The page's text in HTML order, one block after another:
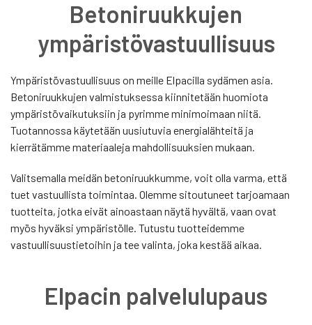
Betoniruukkujen
ympäristövastuullisuus
Ympäristövastuullisuus on meille Elpacilla sydämen asia.
Betoniruukkujen valmistuksessa kiinnitetään huomiota
ympäristövaikutuksiin ja pyrimme minimoimaan niitä.
Tuotannossa käytetään uusiutuvia energialähteitä ja
kierrätämme materiaaleja mahdollisuuksien mukaan.
Valitsemalla meidän betoniruukkumme, voit olla varma, että
tuet vastuullista toimintaa. Olemme sitoutuneet tarjoamaan
tuotteita, jotka eivät ainoastaan näytä hyvältä, vaan ovat
myös hyväksi ympäristölle. Tutustu tuotteidemme
vastuullisuustietoihin ja tee valinta, joka kestää aikaa.
Elpacin palvelulupaus